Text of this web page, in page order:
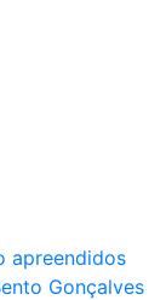
apreendidos
Gonçalves